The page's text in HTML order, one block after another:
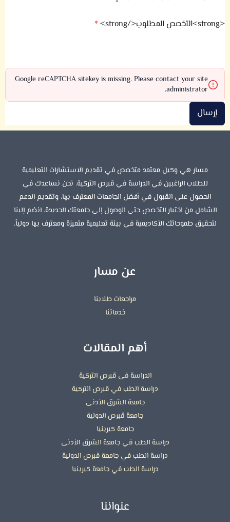
<strong>التخصص المطلوب</strong> *
Google reCAPTCHA sitekey is missing. Please contact your site
administrator.
إرسال
مسار هي وكيل معتمد متخصص في تقديم الاستشارات التعليمية
للطلاب الراغبين في الدراسة في قبرص التركية. نحن نساعدك في
الحصول على القبول في أفضل الجامعات المعترف بها، وتقديم الدعم
الشامل من اختيار التخصص حتى الوصول إلى جامعتك الجديدة. انضم إلينا
لتحقيق طموحاتك الأكاديمية في بيئة تعليمية متميزة ومعترف بها دولياً.
عن مسار
مراجعات طلابنا
خدماتنا
أهم المقالات
الدراسة في قبرص التركية
دراسة الطب في قبرص التركية
جامعة الشرق الأدنى
جامعة قبرص الدولية
جامعة كيرينيا
دراسة الطب في جامعة الشرق الأدنى
دراسة الطب في جامعة قبرص الدولية
دراسة الطب في جامعة كيرينيا
عنواننا